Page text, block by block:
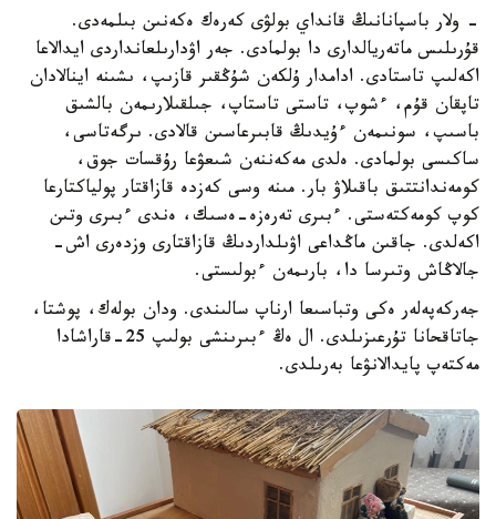
- ولار باسپانانىڭ قانداي بولۋى كەرەك ەكەنىن بىلمەدى.
قۇرىلىس ماتەريالدارى دا بولمادى. جەر اۋدارىلعانداردى ايدالاعا
اكەلىپ تاستادى. ادامدار ۇلكەن شۇڭقىر قازىپ، ىشىنە اينالادان
تاپقان قۇم، ءشوپ، تاستى تاستاپ، جىلقىلارىمەن بالشىق
باسىپ، سونىمەن ءۇيدىڭ قابىرعاسىن قالادى. ىرگەتاسى،
ساكىسى بولمادى. ەلدى مەكەننەن شىعۋعا رۇقسات جوق،
كومەندانتتىق باقىلاۋ بار. مىنە وسى كەزدە قازاقتار پولياكتارعا
كوپ كومەكتەستى. ءبىرى تەرەزە-ەسىك، ەندى ءبىرى وتىن
اكەلدى. جاقىن ماڭداعى اۋىلداردىڭ قازاقتارى وزدەرى اش-
جالاڭاش وتىرسا دا، بارىمەن ءبولىستى.
جەركەپەلەر ەكى وتباسىعا ارناپ سالىندى. ودان بولەك، پوشتا،
جاتاقحانا تۇرعىزىلدى. ال ەڭ ءبىرىنشى بولىپ 25-قاراشادا
مەكتەپ پايدالانۋعا بەرىلدى.